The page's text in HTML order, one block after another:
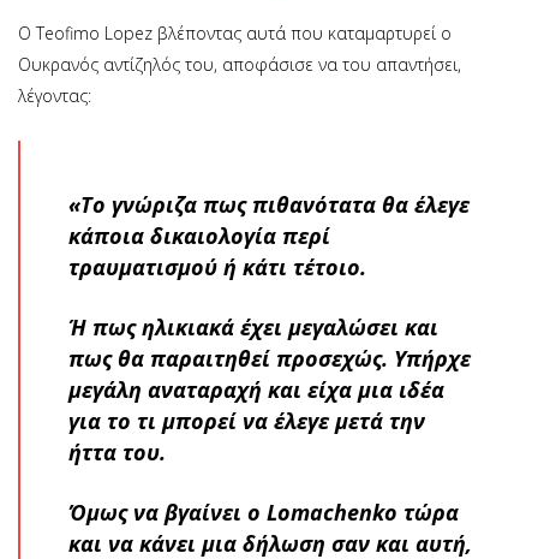
O Teofimo Lopez βλέποντας αυτά που καταμαρτυρεί ο
Ουκρανός αντίζηλός του, αποφάσισε να του απαντήσει,
λέγοντας:
«Το γνώριζα πως πιθανότατα θα έλεγε
κάποια δικαιολογία περί
τραυματισμού ή κάτι τέτοιο.
Ή πως ηλικιακά έχει μεγαλώσει και
πως θα παραιτηθεί προσεχώς. Υπήρχε
μεγάλη αναταραχή και είχα μια ιδέα
για το τι μπορεί να έλεγε μετά την
ήττα του.
Όμως να βγαίνει ο Lomachenko τώρα
και να κάνει μια δήλωση σαν και αυτή,